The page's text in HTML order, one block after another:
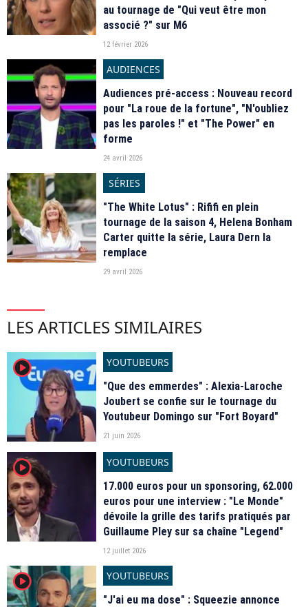
au tournage de "Qui veut être mon
associé ?" sur M6
12 février 2026
AUDIENCES
Audiences pré-access : Nouveau record
pour "La roue de la fortune", "N'oubliez
pas les paroles !" et "The Power" en
forme
24 avril 2026
SÉRIES
"The White Lotus" : Rififi en plein
tournage de la saison 4, Helena Bonham
Carter quitte la série, Laura Dern la
remplace
29 avril 2026
LES ARTICLES SIMILAIRES
player2
YOUTUBEURS
"Que des emmerdes" : Alexia-Laroche
Joubert se confie sur le tournage du
Youtubeur Domingo sur "Fort Boyard"
21 juin 2026
player2
YOUTUBEURS
17.000 euros pour un sponsoring, 62.000
euros pour une interview : "Le Monde"
dévoile la grille des tarifs pratiqués par
Guillaume Pley sur sa chaîne "Legend"
12 juillet 2026
player2
YOUTUBEURS
"J'ai eu ma dose" : Squeezie annonce